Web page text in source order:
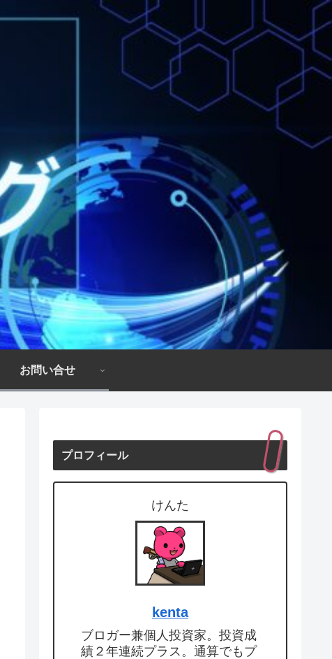
お問い合せ
プロフィール
けんた
kenta
ブロガー兼個人投資家。投資成
績２年連続プラス。通算でもプ